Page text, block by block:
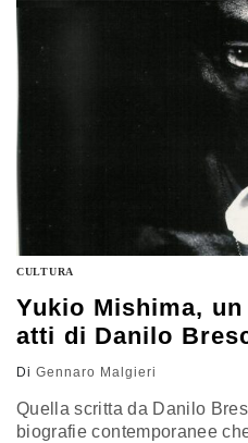
CULTURA
Yukio Mishima,
atti di Danilo
Di Gennaro Malgieri
Quella scritta da Danilo
biografie contemporanee